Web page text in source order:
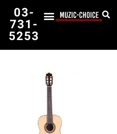
03-
731-
5253